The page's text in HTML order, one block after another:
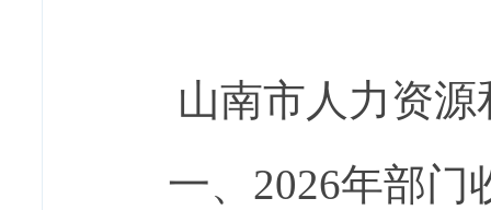
山南市人力资源
一、 2026年部门